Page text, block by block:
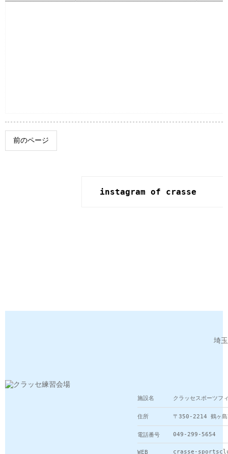
前のページ
instagram of crasse
埼
施設名 クラッセスポーツフ
住所 〒350-2214 鶴ヶ
電話番号 049-299-5654
WEB crasse-